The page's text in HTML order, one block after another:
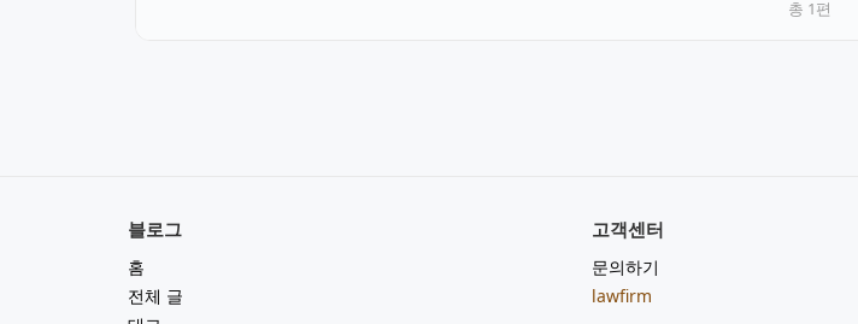
총 1편
블로그
홈
전체 글
고객센터
문의하기
lawfirm